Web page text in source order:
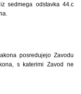
sedmega odstavka 44.c
posredujejo Zavodu
s katerimi Zavod ne